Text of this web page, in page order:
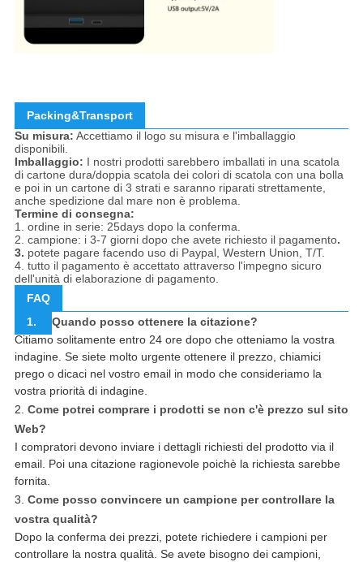
Packing&Transport
Su misura: Accettiamo il logo su misura e l'imballaggio
disponibili.
Imballaggio: I nostri prodotti sarebbero imballati in una scatola
di cartone dura/doppia scatola dei colori di scatola con una bolla
e poi in un cartone di 3 strati e saranno riparati strettamente,
anche spedizione dal mare non è problema.
Termine di consegna:
1. ordine in serie: 25days dopo la conferma.
2. campione: i 3-7 giorni dopo che avete richiesto il pagamento.
3. potete pagare facendo uso di Paypal, Western Union, T/T.
4. tutto il pagamento è accettato attraverso l'impegno sicuro
dell'unità di elaborazione di pagamento.
FAQ
1.
Quando posso ottenere la citazione?
Citiamo solitamente entro 24 ore dopo che otteniamo la vostra
indagine. Se siete molto urgente ottenere il prezzo, chiamici
prego o dicaci nel vostro email in modo che consideriamo la
vostra priorità di indagine.
2. Come potrei comprare i prodotti se non c'è prezzo sul sito
Web?
I compratori devono inviare i dettagli richiesti del prodotto via il
email. Poi una citazione ragionevole poichè la richiesta sarebbe
fornita.
3. Come posso convincere un campione per controllare la
vostra qualità?
Dopo la conferma dei prezzi, potete richiedere i campioni per
controllare la nostra qualità. Se avete bisogno dei campioni,